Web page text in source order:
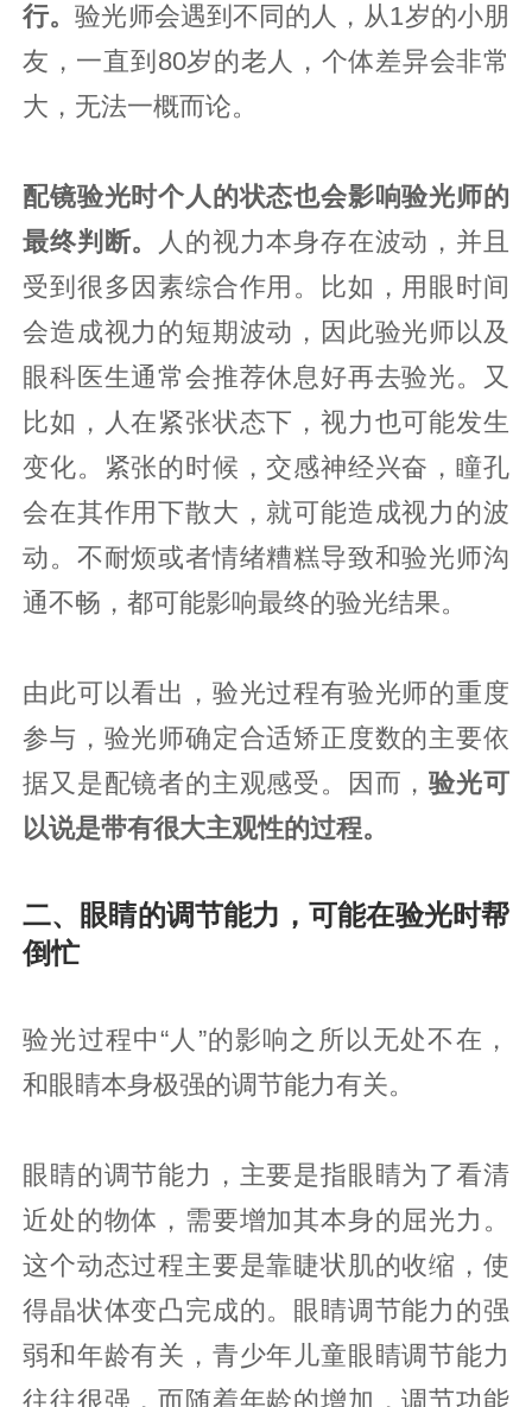
行。验光师会遇到不同的人，从1岁的小朋
友，一直到80岁的老人，个体差异会非常
大，无法一概而论。
配镜验光时个人的状态也会影响验光师的
最终判断。
人的视力本身存在波动，并且
受到很多因素综合作用。比如，用眼时间
会造成视力的短期波动，因此验光师以及
眼科医生通常会推荐休息好再去验光。又
比如，人在紧张状态下，视力也可能发生
变化。紧张的时候，交感神经兴奋，瞳孔
会在其作用下散大，就可能造成视力的波
动。不耐烦或者情绪糟糕导致和验光师沟
通不畅，都可能影响最终的验光结果。
由此可以看出，验光过程有验光师的重度
参与，验光师确定合适矫正度数的主要依
据又是配镜者的主观感受。因而，验光可
以说是带有很大主观性的过程。
二、眼睛的调节能力，可能在验光时帮
倒忙
验光过程中“人”的影响之所以无处不在，
和眼睛本身极强的调节能力有关。
眼睛的调节能力，主要是指眼睛为了看清
近处的物体，需要增加其本身的屈光力。
这个动态过程主要是靠睫状肌的收缩，使
得晶状体变凸完成的。眼睛调节能力的强
弱和年龄有关，青少年儿童眼睛调节能力
往往很强，而随着年龄的增加，调节功能